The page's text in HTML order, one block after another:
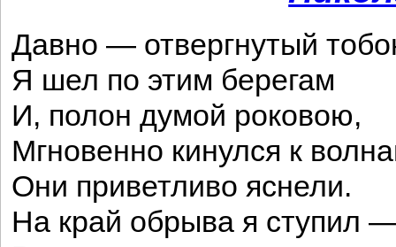
Давно — отвергнутый
Я шел по этим берегам
И, полон думой роковою,
Мгновенно кинулся к
Они приветливо яснели.
На край обрыва я ступил